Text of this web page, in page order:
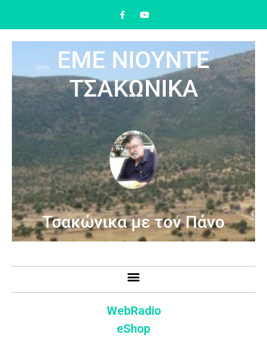
ΕΜΕ ΝΙΟΥΝΤΕ
ΤΣΑΚΩΝΙΚΑ
Τσακώνικα με τον Πάνο
WebRadio
eShop